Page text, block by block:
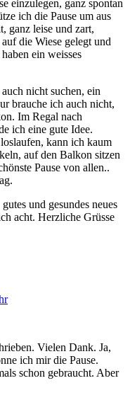
einzulegen, ganz spontan
ich die Pause um aus
ganz leise und zart,
die Wiese gelegt und
ein weisses
nicht suchen, ein
brauche ich auch nicht,
Im Regal nach
ich eine gute Idee.
kann ich kaum
auf den Balkon sitzen
Pause von allen..
und gesundes neues
acht. Herzliche Grüsse
Vielen Dank. Ja,
ich mir die Pause.
schon gebraucht. Aber